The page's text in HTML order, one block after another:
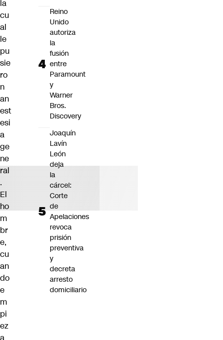
la
cu
al
le
pu
sie
ro
n
an
est
esi
a
ge
ne
ral
.
El
ho
m
br
e,
cu
an
do
e
m
pi
ez
a
Reino
Unido
autoriza
la
fusión
entre
Paramount
y
Warner
Bros.
Discovery
Joaquín
Lavín
León
deja
la
cárcel:
Corte
de
Apelaciones
revoca
prisión
preventiva
y
decreta
arresto
domiciliario